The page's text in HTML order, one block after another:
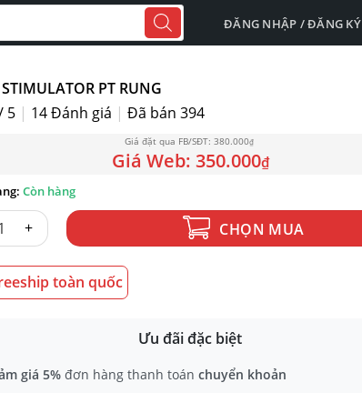
ĐĂNG NHẬP / ĐĂNG KÝ
PT RUNG
5 | 14Đánh giá | Đã bán 394
380.000₫
350.000₫
Còn hàng
PT RUNG số lượng CHỌN MUA
toàn quốc
Ưu đãi đặc biệt
giá 5% đơn hàng thanh toán chuyển khoản